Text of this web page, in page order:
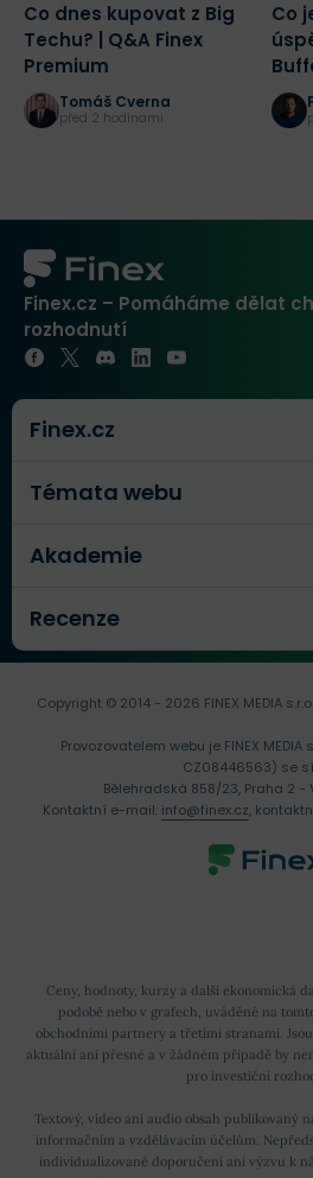
Co dnes kupovat z Big
Techu? | Q&A Finex
Premium
Tomáš Cverna
před 2 hodinami
Co
Finex.cz – Pomáháme dělat
rozhodnutí
Finex.cz
Témata webu
Akademie
Recenze
Ceny, hodnoty, kurzy a další ekonomická
podobě nebo v grafech, uváděné na
obchodními partnery a třetími stranami.
aktuální ani přesné a v žádném případě by
pro investiční
Textový, video ani audio obsah publikovaný
informačním a vzdělávacím účelům.
individualizované doporučení ani výzvu k
Copyright © 2014 - 2026 FINEX MEDIA s.r.o.
Provozovatelem webu je FINEX MEDIA
CZ08446563) se
Bělehradská 858/23, Praha 2 -
Kontaktní e-mail: info@finex.cz,